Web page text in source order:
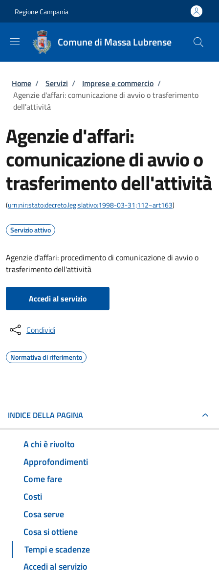
Regione Campania
Comune di Massa Lubrense
Briciole di pane
Home / Servizi / Imprese e commercio /
Agenzie d'affari: comunicazione di avvio o trasferimento
dell'attività
Agenzie d'affari:
comunicazione di avvio o
trasferimento dell'attività
(urn:nir:stato:decreto.legislativo:1998-03-31;112~art163)
Servizio attivo
Agenzie d'affari: procedimento di comunicazione di avvio o
trasferimento dell'attività
Accedi al servizio
Condividi
Normativa di riferimento
INDICE DELLA PAGINA
A chi è rivolto
Approfondimenti
Come fare
Costi
Cosa serve
Cosa si ottiene
Tempi e scadenze
Accedi al servizio